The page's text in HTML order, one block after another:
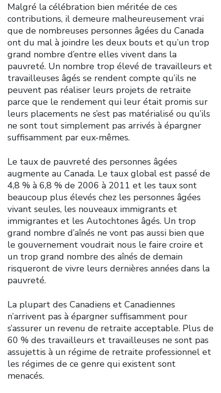
Malgré la célébration bien méritée de ces
contributions, il demeure malheureusement vrai
que de nombreuses personnes âgées du Canada
ont du mal à joindre les deux bouts et qu’un trop
grand nombre d’entre elles vivent dans la
pauvreté. Un nombre trop élevé de travailleurs et
travailleuses âgés se rendent compte qu’ils ne
peuvent pas réaliser leurs projets de retraite
parce que le rendement qui leur était promis sur
leurs placements ne s’est pas matérialisé ou qu’ils
ne sont tout simplement pas arrivés à épargner
suffisamment par eux-mêmes.
Le taux de pauvreté des personnes âgées
augmente au Canada. Le taux global est passé de
4,8 % à 6,8 % de 2006 à 2011 et les taux sont
beaucoup plus élevés chez les personnes âgées
vivant seules, les nouveaux immigrants et
immigrantes et les Autochtones âgés. Un trop
grand nombre d’aînés ne vont pas aussi bien que
le gouvernement voudrait nous le faire croire et
un trop grand nombre des aînés de demain
risqueront de vivre leurs dernières années dans la
pauvreté.
La plupart des Canadiens et Canadiennes
n’arrivent pas à épargner suffisamment pour
s’assurer un revenu de retraite acceptable. Plus de
60 % des travailleurs et travailleuses ne sont pas
assujettis à un régime de retraite professionnel et
les régimes de ce genre qui existent sont
menacés.